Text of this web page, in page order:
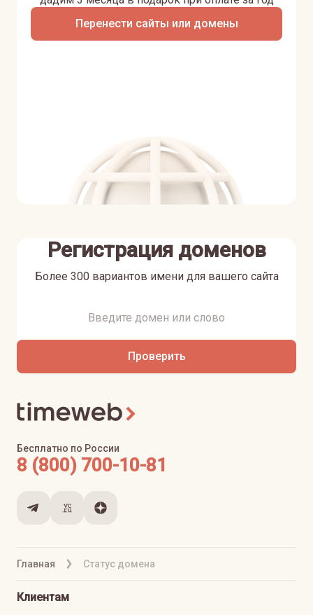
Перенести сайты или домены
Регистрация доменов
Более 300 вариантов имени для вашего сайта
Проверить
Главная Статус домена
Бесплатно по России
8 (800) 700-10-81
Клиентам